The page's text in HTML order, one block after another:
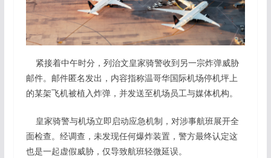
紧接着中午时分，列治文皇家骑警收到另一宗炸弹威胁
邮件。邮件匿名发出，内容指称温哥华国际机场停机坪上
的某架飞机被植入炸弹，并发送至机场员工与媒体机构。
皇家骑警与机场立即启动应急机制，对涉事航班展开全
面检查。经调查，未发现任何爆炸装置，警方最终认定这
也是一起虚假威胁，仅导致航班轻微延误。